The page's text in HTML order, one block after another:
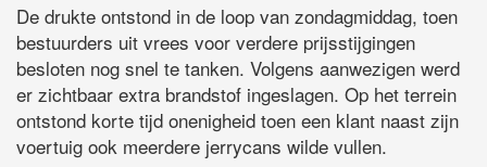
De drukte ontstond in de loop van zondagmiddag, toen
bestuurders uit vrees voor verdere prijsstijgingen
besloten nog snel te tanken. Volgens aanwezigen werd
er zichtbaar extra brandstof ingeslagen. Op het terrein
ontstond korte tijd onenigheid toen een klant naast zijn
voertuig ook meerdere jerrycans wilde vullen.